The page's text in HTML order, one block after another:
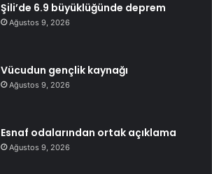
Şili’de 6.9 büyüklüğünde deprem
Ağustos 9, 2026
Vücudun gençlik kaynağı
Ağustos 9, 2026
Esnaf odalarından ortak açıklama
Ağustos 9, 2026